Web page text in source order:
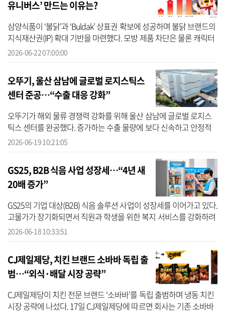
유니버스’ 만드는 이유는?
삼양식품이 ‘불닭’과 ‘Buldak’ 상표권 확보에 성공하며 불닭 브랜드의
지식재산권(IP) 확대 기반을 마련했다. 모방 제품 차단은 물론 캐릭터
·콘텐츠·굿즈 사업까지 아우르는 글로벌 브랜드 자산화 전략에도 한
2026-06-22 07:00:00
오뚜기, 울산 삼남에 글로벌 로지스틱스
센터 준공…“수출 대응 강화”
오뚜기가 해외 물류 경쟁력 강화를 위해 울산 삼남에 글로벌 로지스
틱스 센터를 완공했다. 증가하는 수출 물량에 보다 신속하고 안정적
으로 대응하기 위한 조치다. 19일 오뚜기에 따르면 삼남 글로벌 로지
2026-06-19 10:21:05
GS25, B2B 식음 사업 성장세…“4년 새
20배 증가”
GS25의 기업 대상(B2B) 식음 솔루션 사업이 성장세를 이어가고 있다.
고물가가 장기화되면서 직원과 학생을 위한 복지 서비스를 강화하려
는 수요가 늘어난 영향으로 풀이된다. 18일 GS리테일에 따르면 GS25
2026-06-18 10:33:51
CJ제일제당, 치킨 브랜드 소바바 독립 출
범…“외식·배달 시장 공략”
CJ제일제당이 치킨 전문 브랜드 ‘소바바’를 독립 출범하며 냉동 치킨
시장 공략에 나섰다. 17일 CJ제일제당에 따르면 회사는 기존 소바바